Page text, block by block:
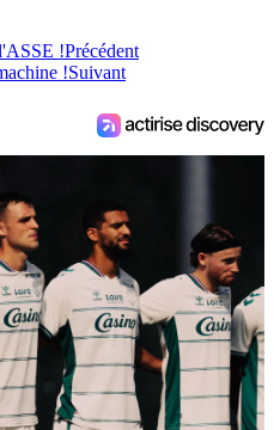
!Précédent
!Suivant